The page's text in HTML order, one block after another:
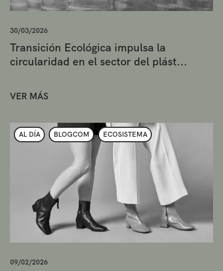
30/03/2026
Transición Ecológica impulsa la
circularidad en el sector del plást...
VER MÁS
AL DÍA BLOGCOM ECOSISTEMA
09/02/2026